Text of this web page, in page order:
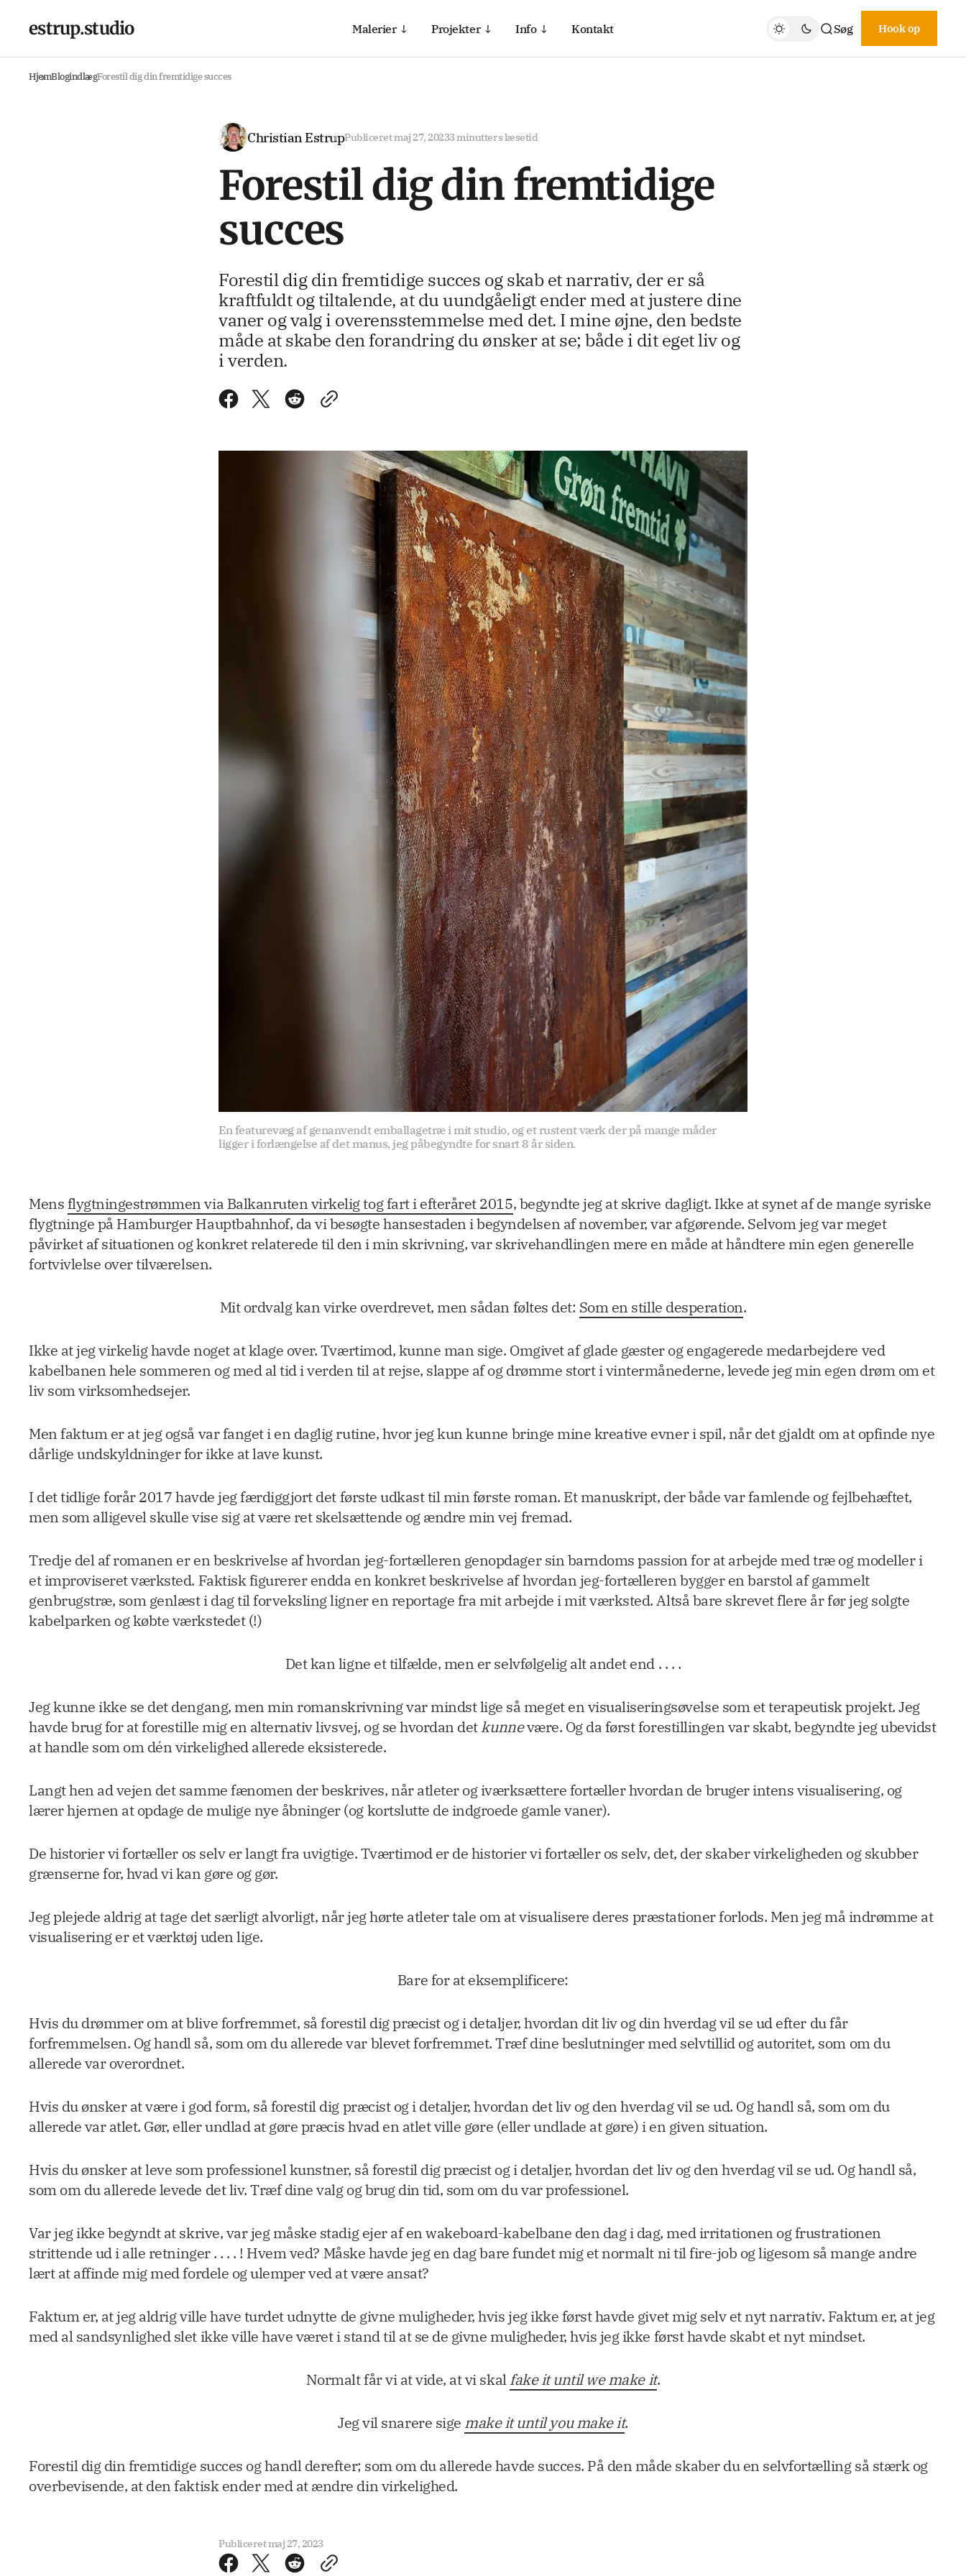
estrup.studio Malerier ↓ Projekter ↓ Info ↓ Kontakt Søg Hook op
HjemBlogindlægForestil dig din fremtidige succes
Christian EstrupPubliceretmaj 27, 20233 minutters læsetid
Forestil dig din fremtidige
succes
Forestil dig din fremtidige succes og skab et narrativ, der er så
kraftfuldt og tiltalende, at du uundgåeligt ender med at justere dine
vaner og valg i overensstemmelse med det. I mine øjne, den bedste
måde at skabe den forandring du ønsker at se; både i dit eget liv og
i verden.
En featurevæg af genanvendt emballagetræ i mit studio, og et rustent værk der på mange måder
ligger i forlængelse af det manus, jeg påbegyndte for snart 8 år siden.
Mens flygtningestrømmen via Balkanruten virkelig tog fart i efteråret 2015, begyndte jeg at skrive dagligt. Ikke at synet af de mange syriske
flygtninge på Hamburger Hauptbahnhof, da vi besøgte hansestaden i begyndelsen af november, var afgørende. Selvom jeg var meget
påvirket af situationen og konkret relaterede til den i min skrivning, var skrivehandlingen mere en måde at håndtere min egen generelle
fortvivlelse over tilværelsen.
Mit ordvalg kan virke overdrevet, men sådan føltes det: Som en stille desperation.
Ikke at jeg virkelig havde noget at klage over. Tværtimod, kunne man sige. Omgivet af glade gæster og engagerede medarbejdere ved
kabelbanen hele sommeren og med al tid i verden til at rejse, slappe af og drømme stort i vintermånederne, levede jeg min egen drøm om et
liv som virksomhedsejer.
Men faktum er at jeg også var fanget i en daglig rutine, hvor jeg kun kunne bringe mine kreative evner i spil, når det gjaldt om at opfinde nye
dårlige undskyldninger for ikke at lave kunst.
I det tidlige forår 2017 havde jeg færdiggjort det første udkast til min første roman. Et manuskript, der både var famlende og fejlbehæftet,
men som alligevel skulle vise sig at være ret skelsættende og ændre min vej fremad.
Tredje del af romanen er en beskrivelse af hvordan jeg-fortælleren genopdager sin barndoms passion for at arbejde med træ og modeller i
et improviseret værksted. Faktisk figurerer endda en konkret beskrivelse af hvordan jeg-fortælleren bygger en barstol af gammelt
genbrugstræ, som genlæst i dag til forveksling ligner en reportage fra mit arbejde i mit værksted. Altså bare skrevet flere år før jeg solgte
kabelparken og købte værkstedet (!)
Det kan ligne et tilfælde, men er selvfølgelig alt andet end . . . .
Jeg kunne ikke se det dengang, men min romanskrivning var mindst lige så meget en visualiseringsøvelse som et terapeutisk projekt. Jeg
havde brug for at forestille mig en alternativ livsvej, og se hvordan detkunnevære. Og da først forestillingen var skabt, begyndte jeg ubevidst
at handle som om dén virkelighed allerede eksisterede.
Langt hen ad vejen det samme fænomen der beskrives, når atleter og iværksættere fortæller hvordan de bruger intens visualisering, og
lærer hjernen at opdage de mulige nye åbninger (og kortslutte de indgroede gamle vaner).
De historier vi fortæller os selv er langt fra uvigtige. Tværtimod er de historier vi fortæller os selv, det, der skaber virkeligheden og skubber
grænserne for, hvad vi kan gøre og gør.
Jeg plejede aldrig at tage det særligt alvorligt, når jeg hørte atleter tale om at visualisere deres præstationer forlods. Men jeg må indrømme at
visualisering er et værktøj uden lige.
Bare for at eksemplificere:
Hvis du drømmer om at blive forfremmet, så forestil dig præcist og i detaljer, hvordan dit liv og din hverdag vil se ud efter du får
forfremmelsen. Og handl så, som om du allerede var blevet forfremmet. Træf dine beslutninger med selvtillid og autoritet, som om du
allerede var overordnet.
Hvis du ønsker at være i god form, så forestil dig præcist og i detaljer, hvordan det liv og den hverdag vil se ud. Og handl så, som om du
allerede var atlet. Gør, eller undlad at gøre præcis hvad en atlet ville gøre (eller undlade at gøre) i en given situation.
Hvis du ønsker at leve som professionel kunstner, så forestil dig præcist og i detaljer, hvordan det liv og den hverdag vil se ud. Og handl så,
som om du allerede levede det liv. Træf dine valg og brug din tid, som om du var professionel.
Var jeg ikke begyndt at skrive, var jeg måske stadig ejer af en wakeboard-kabelbane den dag i dag, med irritationen og frustrationen
strittende ud i alle retninger . . . . ! Hvem ved? Måske havde jeg en dag bare fundet mig et normalt ni til fire-job og ligesom så mange andre
lært at affinde mig med fordele og ulemper ved at være ansat?
Faktum er, at jeg aldrig ville have turdet udnytte de givne muligheder, hvis jeg ikke først havde givet mig selv et nyt narrativ. Faktum er, at jeg
med al sandsynlighed slet ikke ville have været i stand til at se de givne muligheder, hvis jeg ikke først havde skabt et nyt mindset.
Normalt får vi at vide, at vi skalfake it until we make it.
Jeg vil snarere sige make it until you make it.
Forestil dig din fremtidige succes og handl derefter; som om du allerede havde succes. På den måde skaber du en selvfortælling så stærk og
overbevisende, at den faktisk ender med at ændre din virkelighed.
Publiceretmaj 27, 2023